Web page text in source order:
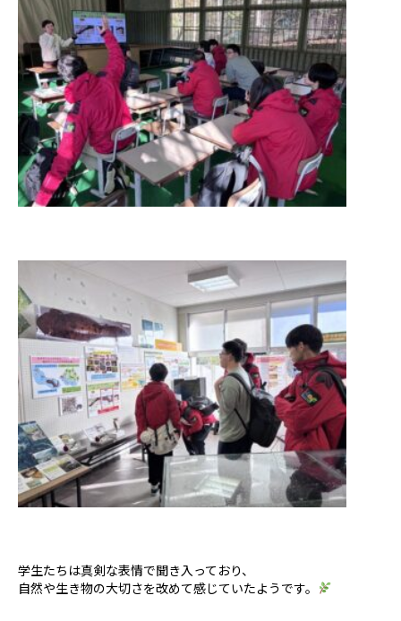
学生たちは真剣な表情で聞き入っており、
自然や生き物の大切さを改めて感じていたようです。